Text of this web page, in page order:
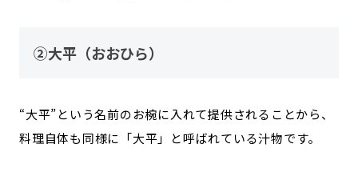
②大平（おおひら）
“大平”という名前のお椀に入れて提供されることから、
料理自体も同様に「大平」と呼ばれている汁物です。